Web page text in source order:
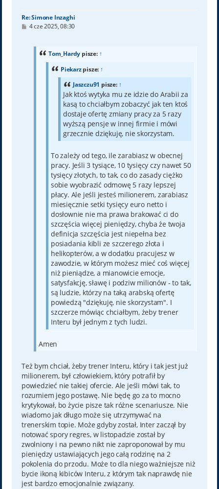
Re: Simone Inzaghi
P4 cze 2025, 08:30
Tom_Hardy pisze: ↑
Piekarzpisze: ↑
Jaszczu91 pisze: ↑
Jak ktoś wytyka mu ze idzie do Arabii za
kasą to chciałbym zobaczyć jak ten ktoś
dostaje ofertę zmiany pracy za 5 razy
wyższą pensje w innej firmie i mówi
grzecznie dziękuję, nie skorzystam.
To zależy od tego, ile zarabiasz w obecnej
pracy. Jeśli 3 tysiące, 10 tysięcy czy nawet 50
tysięcy złotych, to tak, co do zasady ciężko
sobie wyobrazić odmowę 5 razy lepszej
płacy. Ale jeśli jesteś milionerem, zarabiasz
miesięcznie setki tysięcy euro netto i
dosłownie nie ma prawa brakować ci do
szczęścia więcej pieniędzy, chyba że twoja
definicja szczęścia jest niepełna bez
posiadania kibli ze szczerego złota i
helikopterów, a w dodatku pracujesz w
zawodzie, w którym możesz mieć coś więcej
niż pieniądze, a mianowicie emocje,
satysfakcję, sławę i podziw milionów - to tak,
są ludzie, którzy na taką arabską ofertę
powiedzą "dziękuję, nie skorzystam". I
szczerze mówiąc chciałbym, żeby trener
Interu był jednym z tych ludzi.
Amen
Też bym chciał, żeby trener Interu, który i tak jest już
milionerem, był człowiekiem, który potrafił by
powiedzieć nie takiej ofercie. Ale jeśli mówi tak, to
rozumiem jego postawę. Nie będę go za to mocno
krytykował, bo życie pisze tak różne scenariusze. Nie
wiadomo jak długo może się utrzymywać na
trenerskim topie. Może gdyby został, Inter zaczął by
notować spory regres, w listopadzie został by
zwolniony i na pewno nikt nie zaproponował by mu
pieniędzy ustawiających jego całą rodzinę na 2
pokolenia do przodu. Może to dla niego ważniejsze niż
bycie ikoną kibiców Interu, z którym tak naprawdę nie
jest bardzo emocjonalnie związany.